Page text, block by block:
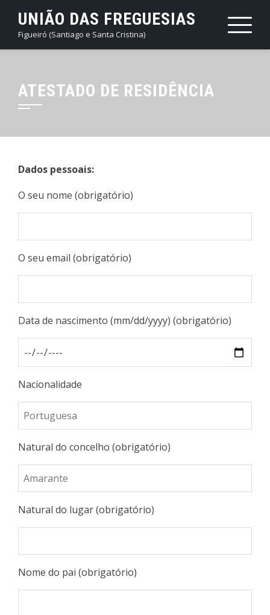
content
UNIÃO DAS FREGUESIAS
Figueiró (Santiago e Santa Cristina)
ATESTADO DE RESIDÊNCIA
Dados pessoais:
O seu nome (obrigatório)
O seu email (obrigatório)
Data de nascimento (mm/dd/yyyy) (obrigatório)
Nacionalidade
Natural do concelho (obrigatório)
Natural do lugar (obrigatório)
Nome do pai (obrigatório)